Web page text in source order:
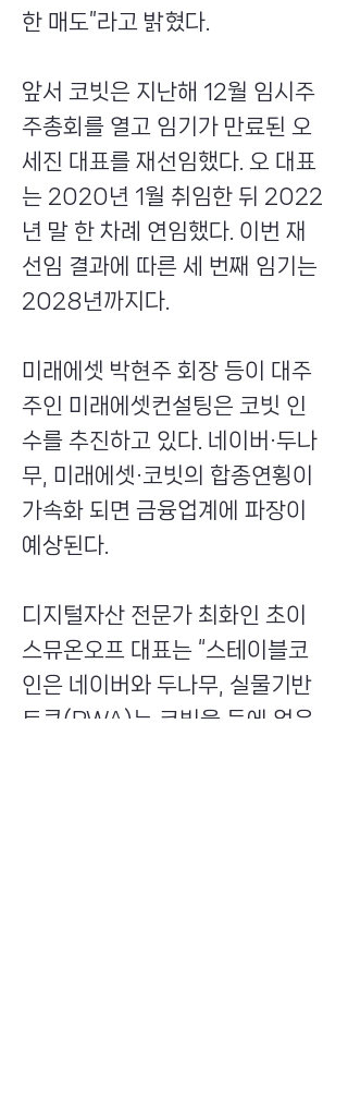
한 매도”라고 밝혔다.
앞서 코빗은 지난해 12월 임시주
주총회를 열고 임기가 만료된 오
세진 대표를 재선임했다. 오 대표
는 2020년 1월 취임한 뒤 2022
년 말 한 차례 연임했다. 이번 재
선임 결과에 따른 세 번째 임기는
2028년까지다.
미래에셋 박현주 회장 등이 대주
주인 미래에셋컨설팅은 코빗 인
수를 추진하고 있다. 네이버·두나
무, 미래에셋·코빗의 합종연횡이
가속화 되면 금융업계에 파장이
예상된다.
디지털자산 전문가 최화인 초이
스뮤온오프 대표는 “스테이블코
인은 네이버와 두나무, 실물기반
토큰(RWA)는 코빗을 등에 업은